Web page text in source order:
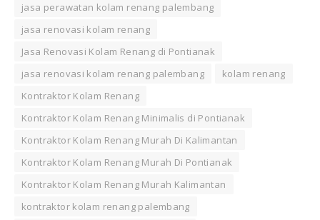
jasa perawatan kolam renang palembang
jasa renovasi kolam renang
Jasa Renovasi Kolam Renang di Pontianak
jasa renovasi kolam renang palembang
kolam renang
Kontraktor Kolam Renang
Kontraktor Kolam Renang Minimalis di Pontianak
Kontraktor Kolam Renang Murah Di Kalimantan
Kontraktor Kolam Renang Murah Di Pontianak
Kontraktor Kolam Renang Murah Kalimantan
kontraktor kolam renang palembang